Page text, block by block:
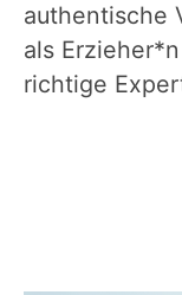
authentische
als
richtige